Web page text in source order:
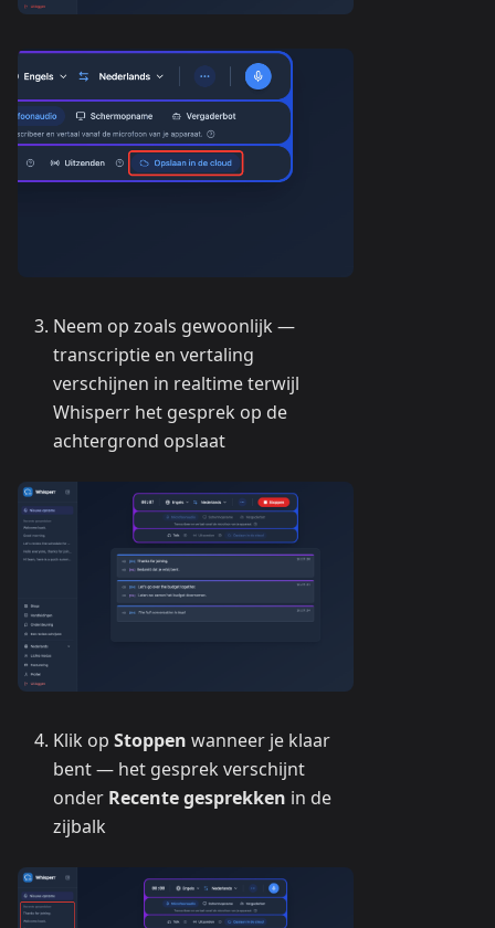
Neem op zoals gewoonlijk —
transcriptie en vertaling
verschijnen in realtime terwijl
Whisperr het gesprek op de
achtergrond opslaat
Klik op Stoppen wanneer je klaar
bent — het gesprek verschijnt
onder Recente gesprekken in de
zijbalk